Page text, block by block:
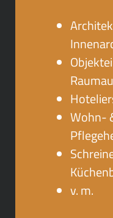
Wohn-
v. m.